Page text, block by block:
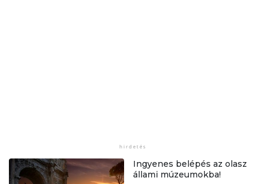
Ingyenes belépés az olasz
állami múzeumokba!